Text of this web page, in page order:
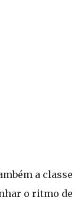
a classe
o ritmo de